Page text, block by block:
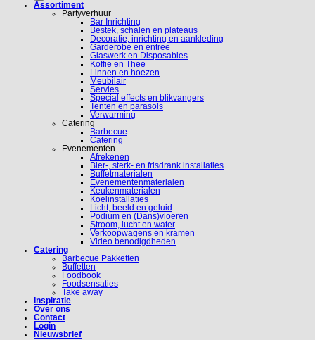
Assortiment
Partyverhuur
Bar Inrichting
Bestek, schalen en plateaus
Decoratie, inrichting en aankleding
Garderobe en entree
Glaswerk en Disposables
Koffie en Thee
Linnen en hoezen
Meubilair
Servies
Special effects en blikvangers
Tenten en parasols
Verwarming
Catering
Barbecue
Catering
Evenementen
Afrekenen
Bier-, sterk- en frisdrank installaties
Buffetmaterialen
Evenementenmaterialen
Keukenmaterialen
Koelinstallaties
Licht, beeld en geluid
Podium en (Dans)vloeren
Stroom, lucht en water
Verkoopwagens en kramen
Video benodigdheden
Catering
Barbecue Pakketten
Buffetten
Foodbook
Foodsensaties
Take away
Inspiratie
Over ons
Contact
Login
Nieuwsbrief